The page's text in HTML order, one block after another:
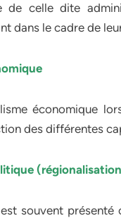
de celle dite
dans le cadre de
économique
des différentes
souvent présenté